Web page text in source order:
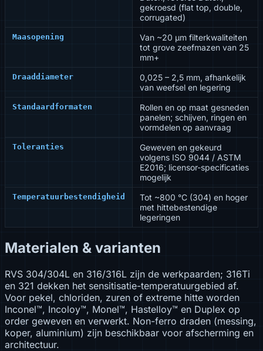
gekroesd (flat top, double,
corrugated)
Maasopening
Van ~20 µm filterkwaliteiten
tot grove zeefmazen van 25
mm+
Draaddiameter
0,025 – 2,5 mm, afhankelijk
van weefsel en legering
Standaardformaten
Rollen en op maat gesneden
panelen; schijven, ringen en
vormdelen op aanvraag
Toleranties
Geweven en gekeurd
volgens ISO 9044 / ASTM
E2016; licensor-specificaties
mogelijk
Temperatuurbestendigheid
Tot ~800 °C (304) en hoger
met hittebestendige
legeringen
Materialen & varianten
RVS 304/304L en 316/316L zijn de werkpaarden; 316Ti
en 321 dekken het sensitisatie-temperatuurgebied af.
Voor pekel, chloriden, zuren of extreme hitte worden
Inconel™, Incoloy™, Monel™, Hastelloy™ en Duplex op
order geweven en verwerkt. Non-ferro draden (messing,
koper, aluminium) zijn beschikbaar voor afscherming en
architectuur.